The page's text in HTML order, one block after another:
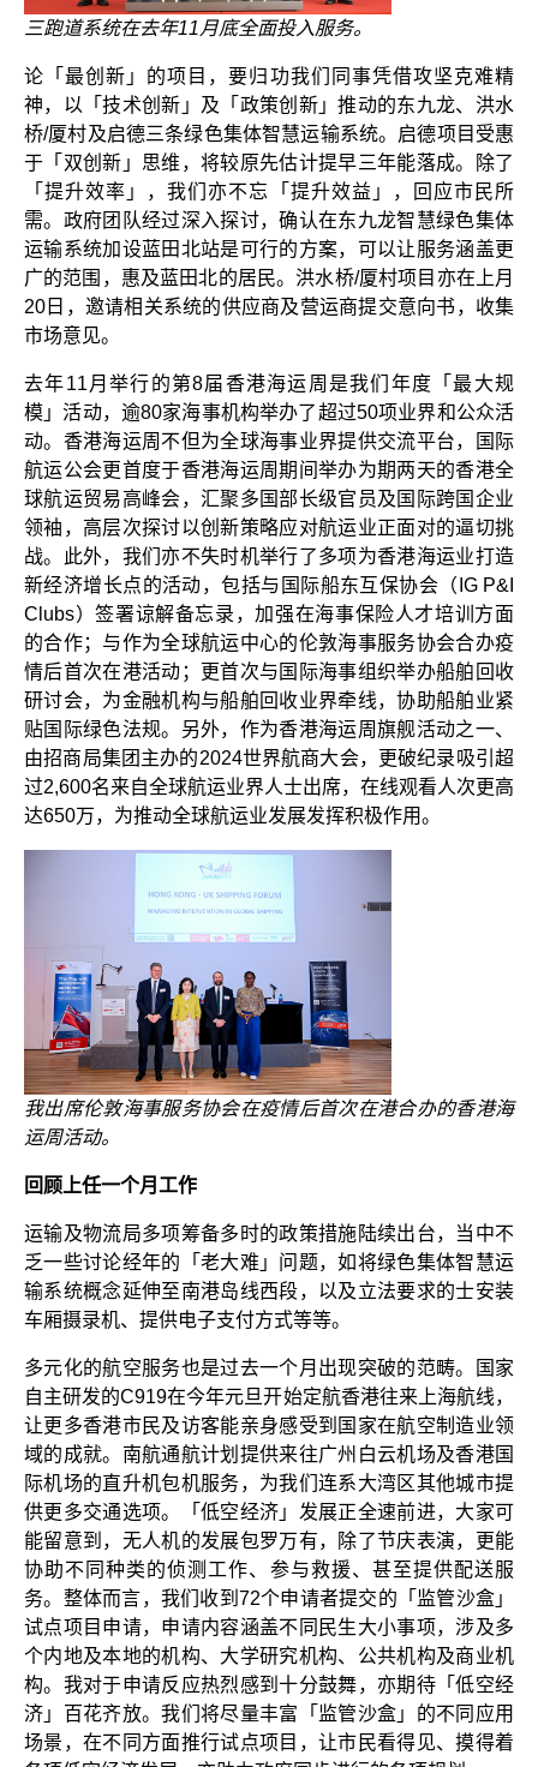
三跑道系统在去年11月底全面投入服务。
论「最创新」的项目，要归功我们同事凭借攻坚克难精
神，以「技术创新」及「政策创新」推动的东九龙、洪水
桥/厦村及启德三条绿色集体智慧运输系统。启德项目受惠
于「双创新」思维，将较原先估计提早三年能落成。除了
「提升效率」，我们亦不忘「提升效益」，回应市民所
需。政府团队经过深入探讨，确认在东九龙智慧绿色集体
运输系统加设蓝田北站是可行的方案，可以让服务涵盖更
广的范围，惠及蓝田北的居民。洪水桥/厦村项目亦在上月
20日，邀请相关系统的供应商及营运商提交意向书，收集
市场意见。
去年11月举行的第8届香港海运周是我们年度「最大规
模」活动，逾80家海事机构举办了超过50项业界和公众活
动。香港海运周不但为全球海事业界提供交流平台，国际
航运公会更首度于香港海运周期间举办为期两天的香港全
球航运贸易高峰会，汇聚多国部长级官员及国际跨国企业
领袖，高层次探讨以创新策略应对航运业正面对的逼切挑
战。此外，我们亦不失时机举行了多项为香港海运业打造
新经济增长点的活动，包括与国际船东互保协会（IG P&I
Clubs）签署谅解备忘录，加强在海事保险人才培训方面
的合作；与作为全球航运中心的伦敦海事服务协会合办疫
情后首次在港活动；更首次与国际海事组织举办船舶回收
研讨会，为金融机构与船舶回收业界牵线，协助船舶业紧
贴国际绿色法规。另外，作为香港海运周旗舰活动之一、
由招商局集团主办的2024世界航商大会，更破纪录吸引超
过2,600名来自全球航运业界人士出席，在线观看人次更高
达650万，为推动全球航运业发展发挥积极作用。
我出席伦敦海事服务协会在疫情后首次在港合办的香港海
运周活动。
回顾上任一个月工作
运输及物流局多项筹备多时的政策措施陆续出台，当中不
乏一些讨论经年的「老大难」问题，如将绿色集体智慧运
输系统概念延伸至南港岛线西段，以及立法要求的士安装
车厢摄录机、提供电子支付方式等等。
多元化的航空服务也是过去一个月出现突破的范畴。国家
自主研发的C919在今年元旦开始定航香港往来上海航线，
让更多香港市民及访客能亲身感受到国家在航空制造业领
域的成就。南航通航计划提供来往广州白云机场及香港国
际机场的直升机包机服务，为我们连系大湾区其他城市提
供更多交通选项。「低空经济」发展正全速前进，大家可
能留意到，无人机的发展包罗万有，除了节庆表演，更能
协助不同种类的侦测工作、参与救援、甚至提供配送服
务。整体而言，我们收到72个申请者提交的「监管沙盒」
试点项目申请，申请内容涵盖不同民生大小事项，涉及多
个内地及本地的机构、大学研究机构、公共机构及商业机
构。我对于申请反应热烈感到十分鼓舞，亦期待「低空经
济」百花齐放。我们将尽量丰富「监管沙盒」的不同应用
场景，在不同方面推行试点项目，让市民看得见、摸得着